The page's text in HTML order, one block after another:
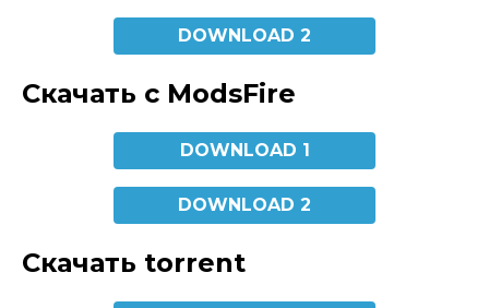
DOWNLOAD 2
Скачать с ModsFire
DOWNLOAD 1
DOWNLOAD 2
Скачать torrent